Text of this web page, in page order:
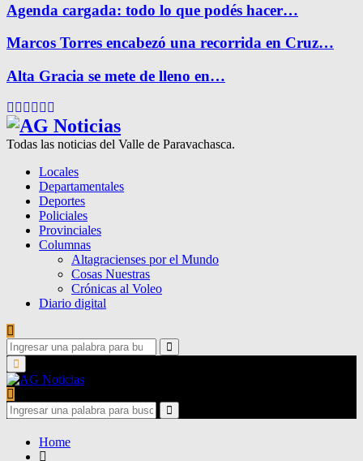
Agenda cargada: todo lo que podés hacer…
Marcos Torres encabezó una recorrida en Cruz…
Alta Gracia se mete de lleno en…
Facebook
Twitter
Instagram
Pinterest
Google
Todas las noticias del Valle de Paravachasca.
Locales
Departamentales
Deportes
Policiales
Provinciales
Columnas
Altagracienses por el Mundo
Cosas Nuestras
Crónicas al Voleo
Diario digital
Search
for:
Search
Primary
Menu
Search
for:
Search
Home